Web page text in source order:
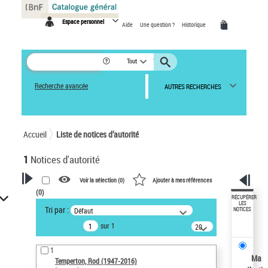
Espace personnel Aide Une question ? Historique
Tout
Recherche avancée AUTRES RECHERCHES
Accueil Liste de notices d’autorité
1 Notices d'autorité
VOTRE RECHERCHE
Recherche avancée dans les
notices d’autorité
Œuvres liées à l'auteur :
Temperton, Rod (1947-2016)
Voir la sélection (0) Ajouter à mes références
(0)
Tri par : Défaut
sur 1
20
résultats/page
1
Temperton, Rod (1947-2016)
RÉCUPÉRER
LES
NOTICES
Ma
Panneau de gestion des cookies